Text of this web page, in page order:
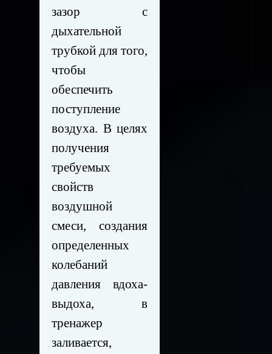
зазор с
дыхательной
трубкой для того,
чтобы
обеспечить
поступление
воздуха. В целях
получения
требуемых
свойств
воздушной
смеси, создания
определенных
колебаний
давления вдоха-
выдоха, в
тренажер
заливается,